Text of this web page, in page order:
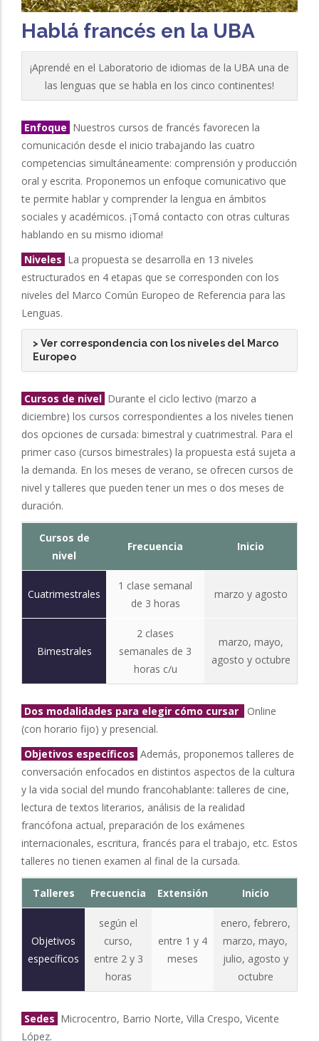
Hablá francés en la UBA
¡Aprendé en el Laboratorio de idiomas de la UBA una de
las lenguas que se habla en los cinco continentes!
Enfoque Nuestros cursos de francés favorecen la
comunicación desde el inicio trabajando las cuatro
competencias simultáneamente: comprensión y producción
oral y escrita. Proponemos un enfoque comunicativo que
te permite hablar y comprender la lengua en ámbitos
sociales y académicos. ¡Tomá contacto con otras culturas
hablando en su mismo idioma!
Niveles La propuesta se desarrolla en 13 niveles
estructurados en 4 etapas que se corresponden con los
niveles del Marco Común Europeo de Referencia para las
Lenguas.
> Ver correspondencia con los niveles del Marco
Europeo
Cursos de nivel Durante el ciclo lectivo (marzo a
diciembre) los cursos correspondientes a los niveles tienen
dos opciones de cursada: bimestral y cuatrimestral. Para el
primer caso (cursos bimestrales) la propuesta está sujeta a
la demanda. En los meses de verano, se ofrecen cursos de
nivel y talleres que pueden tener un mes o dos meses de
duración.
Cursos de
nivel
Frecuencia Inicio
Cuatrimestrales
1 clase semanal
de 3 horas
marzo y agosto
Bimestrales
2 clases
semanales de 3
horas c/u
marzo, mayo,
agosto y octubre
Dos modalidades para elegir cómo cursar
Online
(con horario fijo) y presencial.
Objetivos específicos Además, proponemos talleres de
conversación enfocados en distintos aspectos de la cultura
y la vida social del mundo francohablante: talleres de cine,
lectura de textos literarios, análisis de la realidad
francófona actual, preparación de los exámenes
internacionales, escritura, francés para el trabajo, etc. Estos
talleres no tienen examen al final de la cursada.
Talleres Frecuencia Extensión Inicio
Objetivos
específicos
según el
curso,
entre 2 y 3
horas
entre 1 y 4
meses
enero, febrero,
marzo, mayo,
julio, agosto y
octubre
Sedes Microcentro, Barrio Norte, Villa Crespo, Vicente
López.